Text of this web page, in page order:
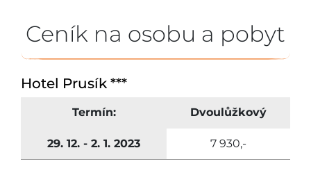
Ceník na osobu a pobyt
Hotel Prusík ***
Termín: Dvoulůžkový
29. 12. - 2. 1. 2023 7 930,-